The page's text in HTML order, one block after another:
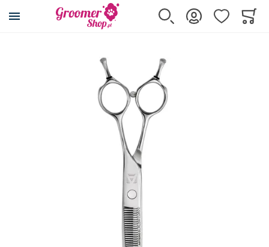
Przejdź na stronę główną
Szukaj Zaloguj sięUlubione
Przejdź na koniec galerii